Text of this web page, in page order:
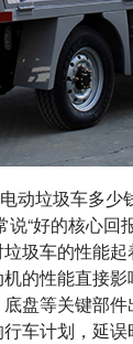
动垃圾车多少
“好的核心回
圾车的性能
的性能直接
盘等关键部
车计划，延误